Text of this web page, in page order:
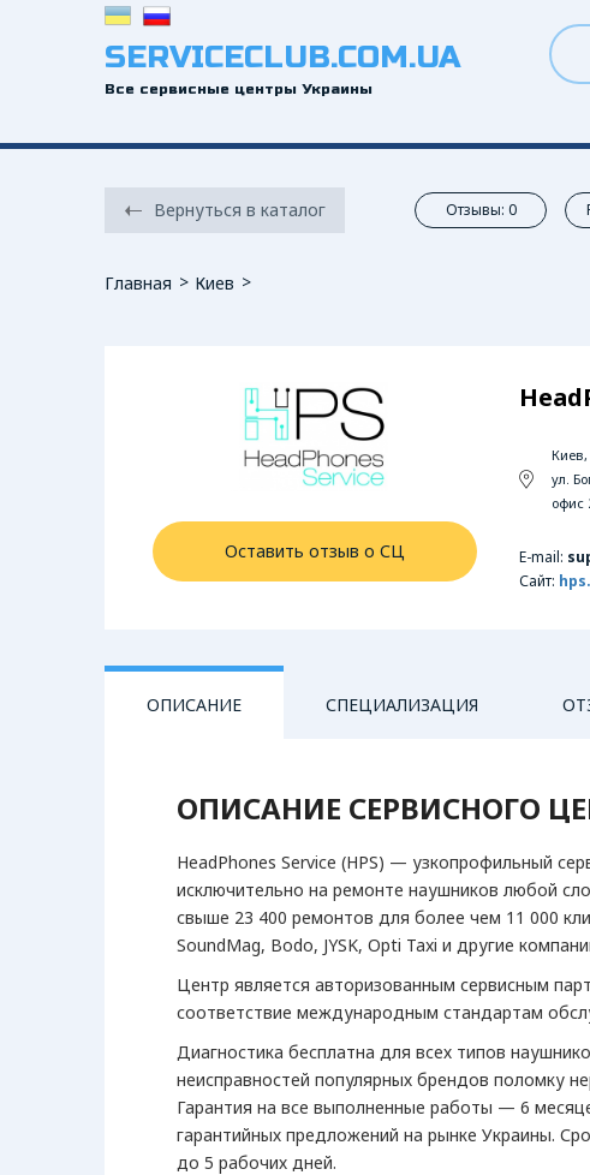
SERVICECLUB.COM.UA
Все сервисные центры Украины
Вернуться в каталог Отзывы: 0
Главная Киев
Оставить отзыв о СЦ
Киев,
ул.
офис
E-mail:
Сайт:
ОПИСАНИЕ СПЕЦИАЛИЗАЦИЯ
ОПИСАНИЕ СЕРВИСНОГО
HeadPhones Service (HPS) — узкопрофильный
исключительно на ремонте наушников любой
свыше 23 400 ремонтов для более чем 11 000
SoundMag, Bodo, JYSK, Opti Taxi и другие
Центр является авторизованным сервисным
соответствие международным стандартам
Диагностика бесплатна для всех типов
неисправностей популярных брендов поломку
Гарантия на все выполненные работы — 6
гарантийных предложений на рынке Украины.
до 5 рабочих дней.
АУДИОТЕХНИКА